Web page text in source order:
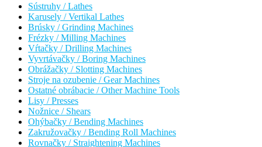
Sústruhy / Lathes
Karusely / Vertikal Lathes
Brúsky / Grinding Machines
Frézky / Milling Machines
Vŕtačky / Drilling Machines
Vyvrtávačky / Boring Machines
Obrážačky / Slotting Machines
Stroje na ozubenie / Gear Machines
Ostatné obrábacie / Other Machine Tools
Lisy / Presses
Nožnice / Shears
Ohýbačky / Bending Machines
Zakružovačky / Bending Roll Machines
Rovnačky / Straightening Machines